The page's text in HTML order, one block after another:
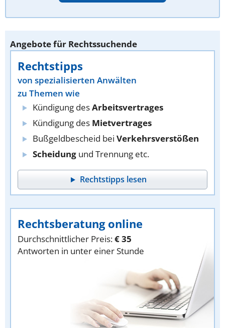
Angebote für Rechtssuchende
Rechtstipps
von spezialisierten Anwälten
zu Themen wie
Kündigung desArbeitsvertrages
Kündigung des Mietvertrages
Bußgeldbescheid bei Verkehrsverstößen
Scheidung und Trennung etc.
Rechtstipps lesen
Rechtsberatung online
Durchschnittlicher Preis:€ 35
Antworten in unter einer Stunde